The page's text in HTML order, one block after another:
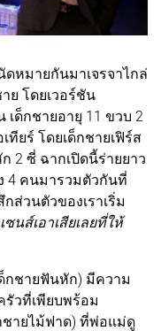
ดหมายกันมาเจรจาไกล่
ย โดยเวอร์ชัน
เด็กชายอายุ 11 ขวบ 2
ยร์ โดยเด็กชายเฟิร์ส
2 ซี่ ฉากเปิดนี้ร่ายยาว
4 คนมารวมตัวกันที่
ส่วนตัวของเราเริ่ม
ซนส์เอาเสียเลยที่ให้
กชายฟันหัก) มีความ
รัวที่เพียบพร้อม
ชายไม้ฟาด) ที่พ่อแม่ดู